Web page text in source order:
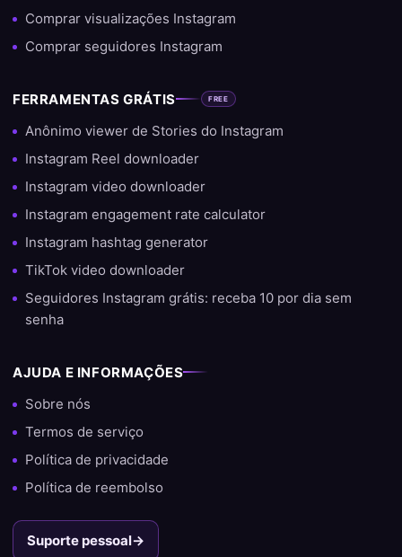
Comprar visualizações Instagram
Comprar seguidores Instagram
FERRAMENTAS GRÁTIS FREE
Anônimo viewer de Stories do Instagram
Instagram Reel downloader
Instagram video downloader
Instagram engagement rate calculator
Instagram hashtag generator
TikTok video downloader
Seguidores Instagram grátis: receba 10 por dia sem
senha
AJUDA E INFORMAÇÕES
Sobre nós
Termos de serviço
Política de privacidade
Política de reembolso
Suporte pessoal→